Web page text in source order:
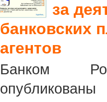
за
банковских
агентов
Банком